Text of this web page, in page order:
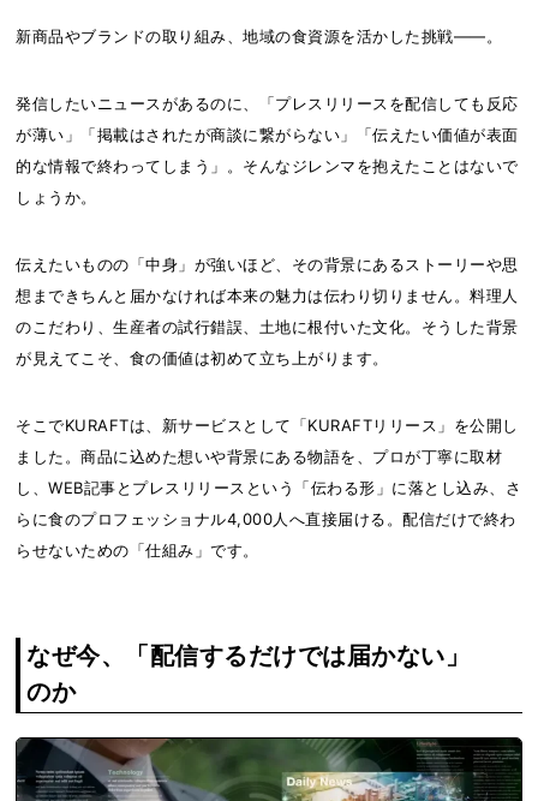
新商品やブランドの取り組み、地域の食資源を活かした挑戦――。
発信したいニュースがあるのに、「プレスリリースを配信しても反応
が薄い」「掲載はされたが商談に繋がらない」「伝えたい価値が表面
的な情報で終わってしまう」。そんなジレンマを抱えたことはないで
しょうか。
伝えたいものの「中身」が強いほど、その背景にあるストーリーや思
想まできちんと届かなければ本来の魅力は伝わり切りません。料理人
のこだわり、生産者の試行錯誤、土地に根付いた文化。そうした背景
が見えてこそ、食の価値は初めて立ち上がります。
そこでKURAFTは、新サービスとして「KURAFTリリース」を公開し
ました。商品に込めた想いや背景にある物語を、プロが丁寧に取材
し、WEB記事とプレスリリースという「伝わる形」に落とし込み、さ
らに食のプロフェッショナル4,000人へ直接届ける。配信だけで終わ
らせないための「仕組み」です。
なぜ今、「配信するだけでは届かない」
のか